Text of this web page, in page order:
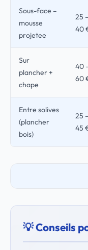
Sous-face –
mousse
projetee
25 –
40
Sur
plancher +
chape
40
60
Entre solives
(plancher
bois)
25 –
45
💡 Conseils